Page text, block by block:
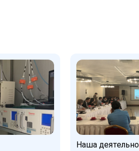
Наша